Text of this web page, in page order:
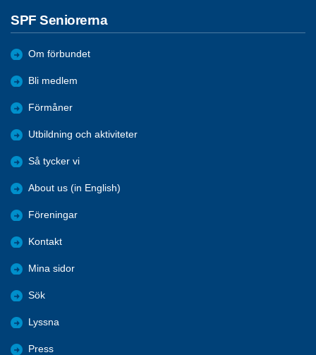
SPF Seniorerna
Om förbundet
Bli medlem
Förmåner
Utbildning och aktiviteter
Så tycker vi
About us (in English)
Föreningar
Kontakt
Mina sidor
Sök
Lyssna
Press